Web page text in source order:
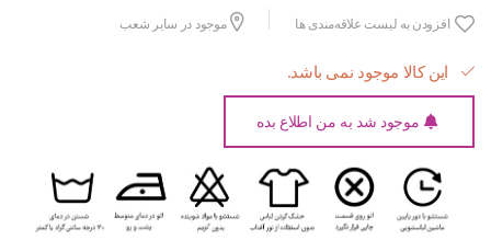
افزودن به لیست علاقه‌مندی ها موجود در سایر شعب
این کالا موجود نمی باشد.
موجود شد به من اطلاع بده